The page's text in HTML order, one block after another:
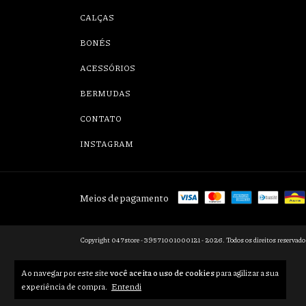
Ao navegar por este sitevocê aceita o uso de cookiespara agilizar a sua
experiência de compra. Entendi
CALÇAS
BONÉS
ACESSÓRIOS
BERMUDAS
CONTATO
INSTAGRAM
Meios de pagamento
Copyright 047store - 39571001000121 - 2026. Todos os direitos